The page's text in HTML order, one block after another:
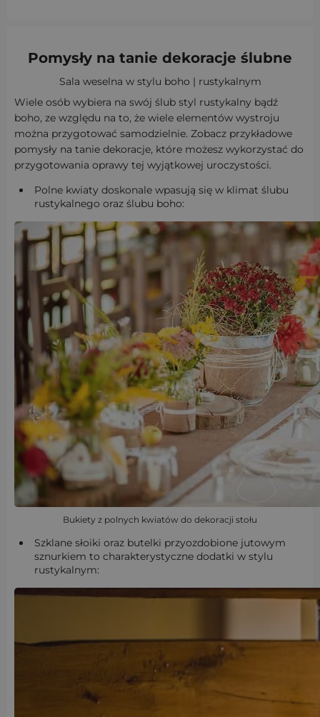
Pomysły na tanie dekoracje ślubne
Sala weselna w stylu boho | rustykalnym
Wiele osób wybiera na swój ślub styl rustykalny bądź
boho, ze względu na to, że wiele elementów wystroju
można przygotować samodzielnie. Zobacz przykładowe
pomysły na tanie dekoracje, które możesz wykorzystać do
przygotowania oprawy tej wyjątkowej uroczystości.
Polne kwiaty doskonale wpasują się w klimat ślubu
rustykalnego oraz ślubu boho:
Bukiety z polnych kwiatów do dekoracji stołu
Szklane słoiki oraz butelki przyozdobione jutowym
sznurkiem to charakterystyczne dodatki w stylu
rustykalnym: